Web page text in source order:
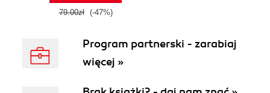
79.00zł (-47%)
Program partnerski - zarabiaj
więcej »